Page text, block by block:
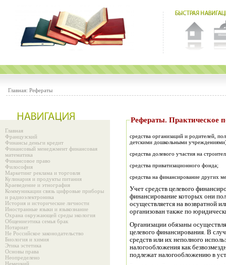
Главная: Рефераты
Главная
Французский
Финансы деньги кредит
Финансовый менеджмент финансовая
математика
Финансовое право
Философия
Маркетинг реклама и торговля
Кулинария и продукты питания
Краеведение и этнография
Коммуникации связь цифровые приборы
и радиоэлектроника
История и исторические личности
Иностранные языки и языкознание
Охрана окружающей среды экология
Общениеэтика семья брак
Нотариат
Не Российское законодательство
Биология и химия
Этика эстетика
Основы права
Неопределено
Немецкий
Рефераты.
средства организаций и родителей,
детскими дошкольными
средства долевого участия на
средства приватизационного фонда;
средства на финансирование других
Учет средств целевого
финансирование которых они
осуществляется на возвратной
организован также по
Организации обязаны
целевого финансирования. В
средств или их неполного
налогообложения как
подлежат налогообложению в